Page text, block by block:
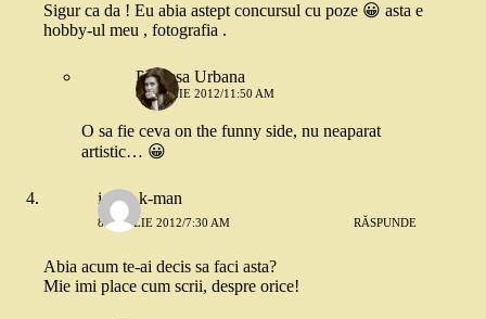
Sigur ca da ! Eu abia astept concursul cu poze 😀 asta e
hobby-ul meu , fotografia .
Printesa Urbana
8 APRILIE 2012/11:50 AM
O sa fie ceva on the funny side, nu neaparat
artistic… 😀
ioana k-man
8 APRILIE 2012/7:30 AM RĂSPUNDE
Abia acum te-ai decis sa faci asta?
Mie imi place cum scrii, despre orice!